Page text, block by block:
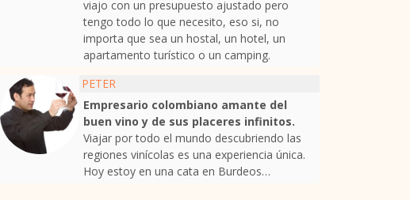
viajo con un presupuesto ajustado pero
tengo todo lo que necesito, eso si, no
importa que sea un hostal, un hotel, un
apartamento turístico o un camping.
PETER
Empresario colombiano amante del
buen vino y de sus placeres infinitos.
Viajar por todo el mundo descubriendo las
regiones vinícolas es una experiencia única.
Hoy estoy en una cata en Burdeos…